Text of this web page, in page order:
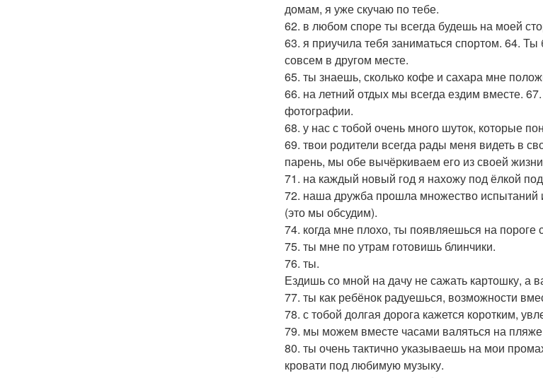
домам, я уже скучаю по тебе.
62. в любом споре ты всегда будешь на моей
63. я приучила тебя заниматься спортом. 64.
совсем в другом месте.
65. ты знаешь, сколько кофе и сахара мне
66. на летний отдых мы всегда ездим вместе.
фотографии.
68. у нас с тобой очень много шуток, которые
69. твои родители всегда рады меня видеть в
парень, мы обе вычёркиваем его из своей
71. на каждый новый год я нахожу под ёлкой
72. наша дружба прошла множество
(это мы обсудим).
74. когда мне плохо, ты появляешься на
75. ты мне по утрам готовишь блинчики.
76. ты.
Ездишь со мной на дачу не сажать картошку, а
77. ты как ребёнок радуешься, возможности
78. с тобой долгая дорога кажется коротким,
79. мы можем вместе часами валяться на
80. ты очень тактично указываешь на мои
кровати под любимую музыку.